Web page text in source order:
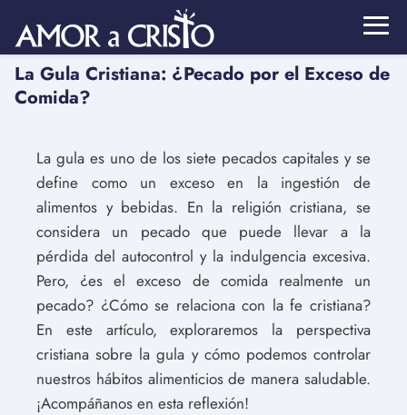
La Gula Cristiana: ¿Pecado por el Exceso de
Comida?
La gula es uno de los siete pecados capitales y se
define como un exceso en la ingestión de
alimentos y bebidas. En la religión cristiana, se
considera un pecado que puede llevar a la
pérdida del autocontrol y la indulgencia excesiva.
Pero, ¿es el exceso de comida realmente un
pecado? ¿Cómo se relaciona con la fe cristiana?
En este artículo, exploraremos la perspectiva
cristiana sobre la gula y cómo podemos controlar
nuestros hábitos alimenticios de manera saludable.
¡Acompáñanos en esta reflexión!